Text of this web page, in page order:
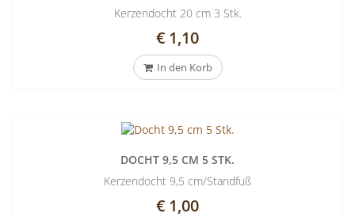
Kerzendocht 20 cm 3 Stk.
€ 1,10
In den Korb
DOCHT 9,5 CM 5 STK.
Kerzendocht 9,5 cm/Standfuß
€ 1,00